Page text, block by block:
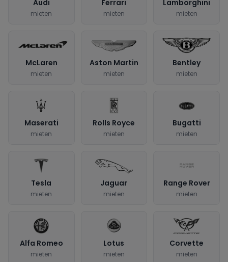
Audi
mieten
Ferrari
mieten
Lamborghini
mieten
McLaren
mieten
Aston Martin
mieten
Bentley
mieten
Maserati
mieten
Rolls Royce
mieten
Bugatti
mieten
Tesla
mieten
Jaguar
mieten
Range Rover
mieten
Alfa Romeo
mieten
Lotus
mieten
Corvette
mieten